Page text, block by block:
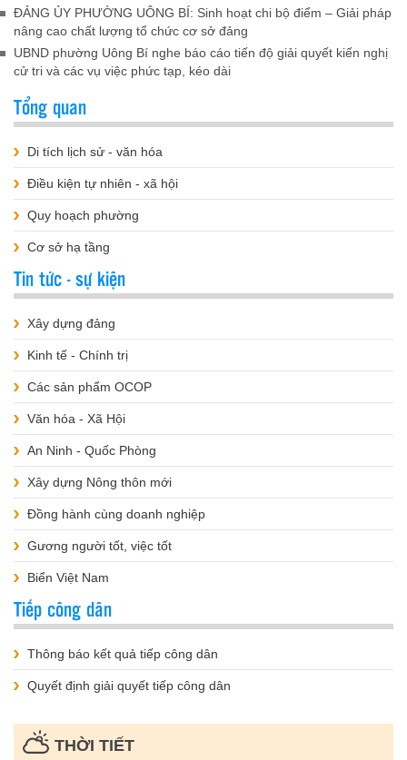
ĐẢNG ỦY PHƯỜNG UÔNG BÍ: Sinh hoạt chi bộ điểm – Giải pháp
nâng cao chất lượng tổ chức cơ sở đảng
UBND phường Uông Bí nghe báo cáo tiến độ giải quyết kiến nghị
cử tri và các vụ việc phức tạp, kéo dài
Tổng quan
Di tích lịch sử - văn hóa
Điều kiện tự nhiên - xã hội
Quy hoạch phường
Cơ sở hạ tầng
Tin tức - sự kiện
Xây dựng đảng
Kinh tế - Chính trị
Các sản phẩm OCOP
Văn hóa - Xã Hội
An Ninh - Quốc Phòng
Xây dựng Nông thôn mới
Đồng hành cùng doanh nghiệp
Gương người tốt, việc tốt
Biển Việt Nam
Tiếp công dân
Thông báo kết quả tiếp công dân
Quyết định giải quyết tiếp công dân
THỜI TIẾT